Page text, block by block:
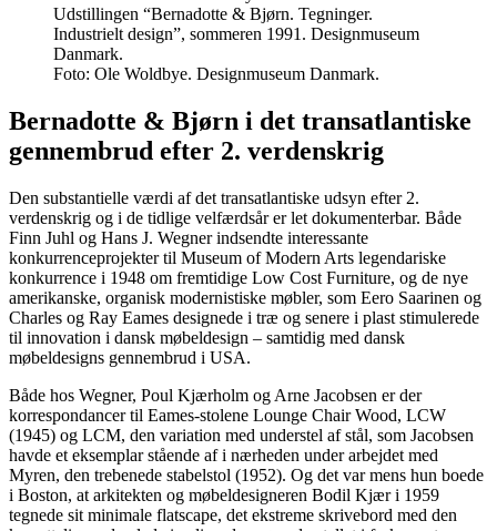
Udstillingen “Bernadotte & Bjørn. Tegninger.
Industrielt design”, sommeren 1991. Designmuseum
Danmark.
Foto: Ole Woldbye. Designmuseum Danmark.
Bernadotte & Bjørn i det transatlantiske
gennembrud efter 2. verdenskrig
Den substantielle værdi af det transatlantiske udsyn efter 2.
verdenskrig og i de tidlige velfærdsår er let dokumenterbar. Både
Finn Juhl og Hans J. Wegner indsendte interessante
konkurrenceprojekter til Museum of Modern Arts legendariske
konkurrence i 1948 om fremtidige Low Cost Furniture, og de nye
amerikanske, organisk modernistiske møbler, som Eero Saarinen og
Charles og Ray Eames designede i træ og senere i plast stimulerede
til innovation i dansk møbeldesign – samtidig med dansk
møbeldesigns gennembrud i USA.
Både hos Wegner, Poul Kjærholm og Arne Jacobsen er der
korrespondancer til Eames-stolene Lounge Chair Wood, LCW
(1945) og LCM, den variation med understel af stål, som Jacobsen
havde et eksemplar stående af i nærheden under arbejdet med
Myren, den trebenede stabelstol (1952). Og det var mens hun boede
i Boston, at arkitekten og møbeldesigneren Bodil Kjær i 1959
tegnede sit minimale flatscape, det ekstreme skrivebord med den